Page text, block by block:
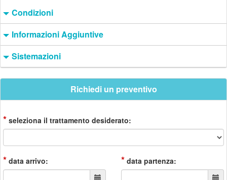
Condizioni
Informazioni Aggiuntive
Sistemazioni
Richiedi un preventivo
* seleziona il trattamento desiderato:
* data arrivo: * data partenza: